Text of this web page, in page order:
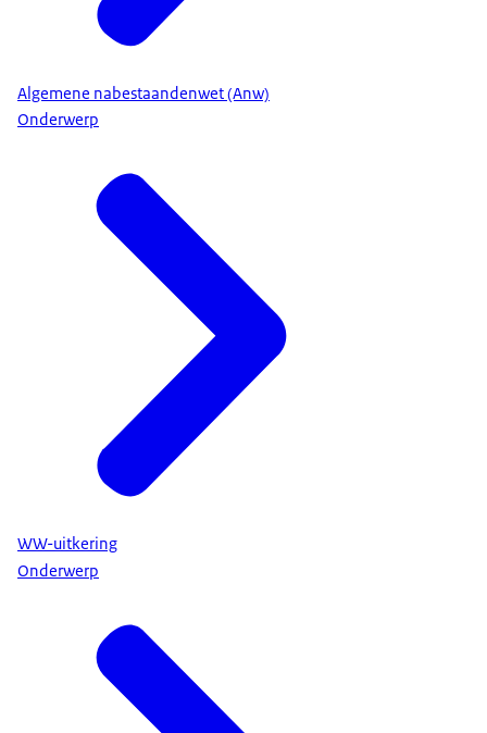
Algemene nabestaandenwet (Anw)
Onderwerp
WW-uitkering
Onderwerp